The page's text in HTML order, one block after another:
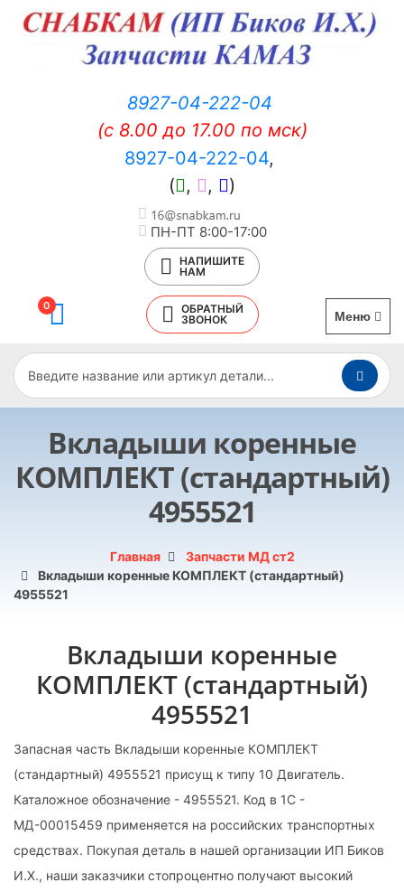
8927-04-222-04
(c 8.00 до 17.00 по мск)
8927-04-222-04,
(
, , )
ПН-ПТ 8:00-17:00
НАПИШИТЕ
НАМ
0
ОБРАТНЫЙ
ЗВОНОК
Меню
Вкладыши коренные
КОМПЛЕКТ (стандартный)
4955521
Главная
Запчасти МД ст2
Вкладыши коренные КОМПЛЕКТ (стандартный)
4955521
Вкладыши коренные
КОМПЛЕКТ (стандартный)
4955521
Запасная часть Вкладыши коренные КОМПЛЕКТ
(стандартный) 4955521 присущ к типу 10 Двигатель.
Каталожное обозначение - 4955521. Код в 1С -
МД-00015459 применяется на российских транспортных
средствах. Покупая деталь в нашей организации ИП Биков
И.Х., наши заказчики стопроцентно получают высокий